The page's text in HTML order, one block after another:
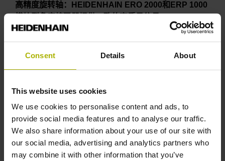
Consent Details About
This website uses cookies
We use cookies to personalise content and ads, to
provide social media features and to analyse our traffic.
We also share information about your use of our site with
our social media, advertising and analytics partners who
may combine it with other information that you’ve
高精度旋转轴：HEIDENHAIN ERO 2000和ERP 1000
HEIDENHAIN ERO 2000模块型角度编码器是高加速
重量轻和转动惯量小。对于大型轴，可选
HEIDENHAIN ERP 1000模块型角度编码器。这两款编
1000编码器允许的安装公差大，安装轻松，安装公差
对输出信号质量几乎没有影响。
高动态性能的直线轴：HEIDENHAIN全新LIC 3000直
线光栅尺的测量步长小和运动速度快